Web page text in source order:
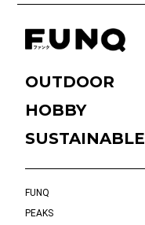
OUTDOOR
HOBBY
SUSTAINABLE
FUNQ
PEAKS